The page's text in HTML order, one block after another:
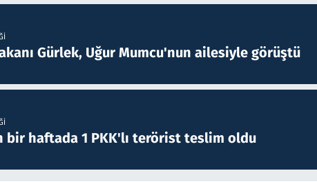
Gürlek, Uğur Mumcu'nun ailesiyle görüştü
bir haftada 1 PKK'lı terörist teslim oldu